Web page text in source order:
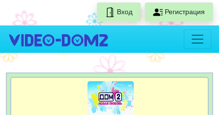
Вход Регистрация